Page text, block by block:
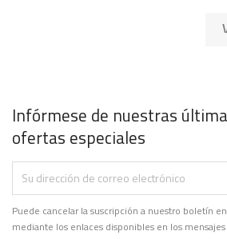
Infórmese de nuestras
ofertas especiales
Puede cancelar la suscripción a nuestro boletín
mediante los enlaces disponibles en los